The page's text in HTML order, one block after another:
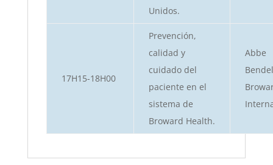
Unidos.
17H15-18H00
Prevención,
calidad y
cuidado del
paciente en el
sistema de
Broward Health.
Abbe